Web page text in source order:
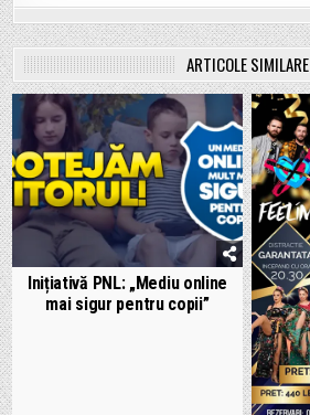
ARTICOLE SIMILARE
Inițiativă PNL: „Mediu online
mai sigur pentru copii”